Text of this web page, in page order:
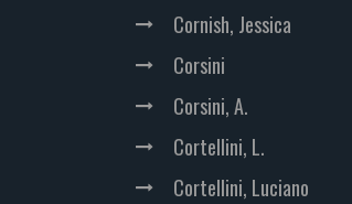
Cornish, Jessica
Corsini
Corsini, A.
Cortellini, L.
Cortellini, Luciano